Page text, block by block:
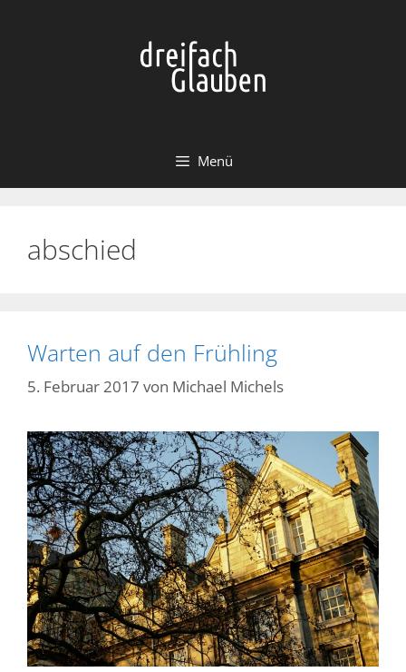
Menü
abschied
Warten auf den Frühling
5. Februar 2017 von Michael Michels